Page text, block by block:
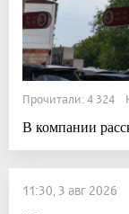
Прочитали: 4 324
В компании
11:30, 3 авг 2026